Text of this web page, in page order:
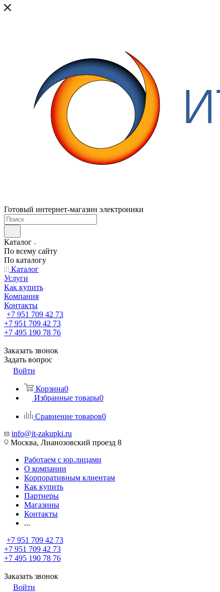
Готовый интернет-магазин электроники
Каталог
По всему сайту
По каталогу
Каталог
Услуги
Как купить
Компания
Контакты
+7 951 709 42 73
+7 951 709 42 73
+7 495 190 78 76
Заказать звонок
Задать вопрос
Войти
Корзина0
Избранные товары0
Сравнение товаров0
info@it-zakupki.ru
Москва, Лианозовский проезд 8
Работаем с юр.лицами
О компании
Корпоративным клиентам
Как купить
Партнеры
Магазины
Контакты
...
+7 951 709 42 73
+7 951 709 42 73
+7 495 190 78 76
Заказать звонок
Войти